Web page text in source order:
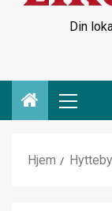
Din
Hjem